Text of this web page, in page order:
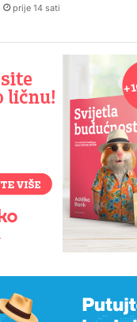
prije 14 sati